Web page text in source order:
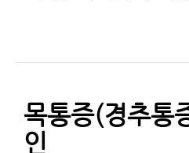
목통증(경추통
인